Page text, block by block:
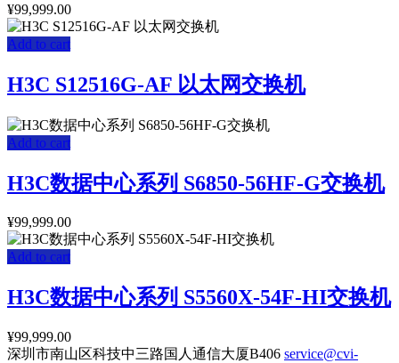
¥99,999.00
Add to cart
H3C S12516G-AF 以太网交换机
Add to cart
H3C数据中心系列 S6850-56HF-G交换机
¥99,999.00
Add to cart
H3C数据中心系列 S5560X-54F-HI交换机
¥99,999.00
深圳市南山区科技中三路国人通信大厦B406 service@cvi-